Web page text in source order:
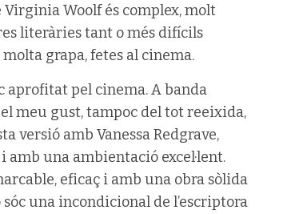
Woolf és complex, molt
literàries tant o més difícils
grapa, fetes al cinema.
aprofitat pel cinema. A banda
meu gust, tampoc del tot reeixida,
versió amb Vanessa Redgrave,
una ambientació excel·lent.
eficaç i amb una obra sòlida
una incondicional de l’escriptora